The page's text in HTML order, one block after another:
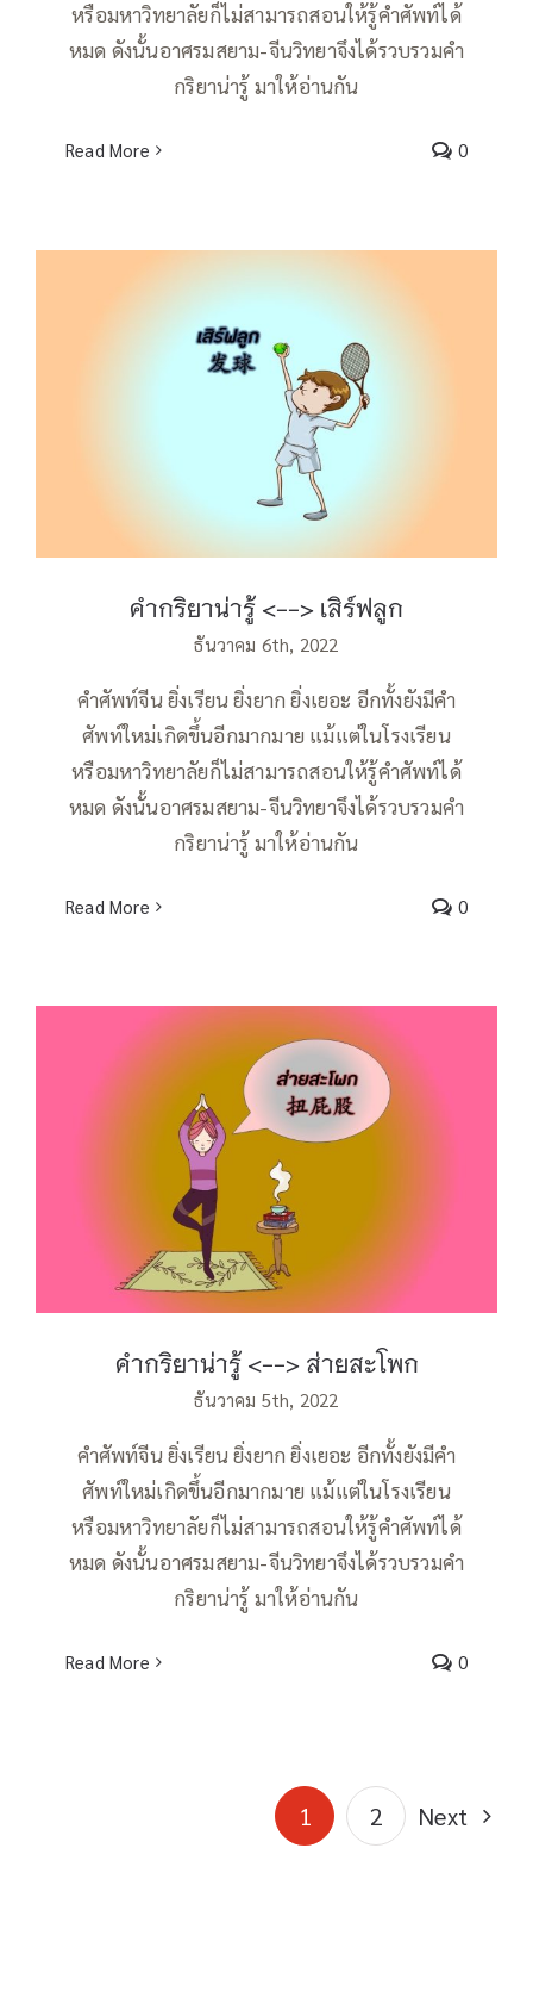
หรือมหาวิทยาลัยก็ไม่สามารถสอนให้รู้คำศัพท์ได้
หมด ดังนั้นอาศรมสยาม-จีนวิทยาจึงได้รวบรวมคำ
กริยาน่ารู้ มาให้อ่านกัน
Read More 0
คำกริยาน่ารู้ เสิร์ฟลูก
คำกริยาน่ารู้ <--> เสิร์ฟลูก
ธันวาคม 6th, 2022
คำศัพท์จีน ยิ่งเรียน ยิ่งยาก ยิ่งเยอะ อีกทั้งยังมีคำ
ศัพท์ใหม่เกิดขึ้นอีกมากมาย แม้แต่ในโรงเรียน
หรือมหาวิทยาลัยก็ไม่สามารถสอนให้รู้คำศัพท์ได้
หมด ดังนั้นอาศรมสยาม-จีนวิทยาจึงได้รวบรวมคำ
กริยาน่ารู้ มาให้อ่านกัน
Read More 0
คำกริยาน่ารู้ ส่ายสะโพก
คำกริยาน่ารู้ <--> ส่ายสะโพก
ธันวาคม 5th, 2022
คำศัพท์จีน ยิ่งเรียน ยิ่งยาก ยิ่งเยอะ อีกทั้งยังมีคำ
ศัพท์ใหม่เกิดขึ้นอีกมากมาย แม้แต่ในโรงเรียน
หรือมหาวิทยาลัยก็ไม่สามารถสอนให้รู้คำศัพท์ได้
หมด ดังนั้นอาศรมสยาม-จีนวิทยาจึงได้รวบรวมคำ
กริยาน่ารู้ มาให้อ่านกัน
Read More 0
1 2 Next